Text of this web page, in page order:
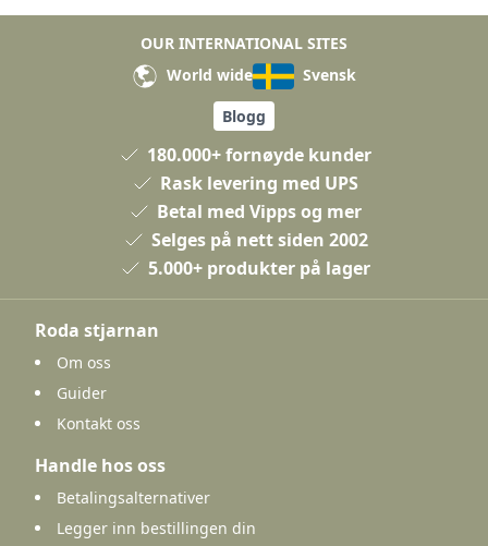
OUR INTERNATIONAL SITES
World wide
Svensk
Blogg
180.000+ fornøyde kunder
Rask levering med UPS
Betal med Vipps og mer
Selges på nett siden 2002
5.000+ produkter på lager
Roda stjarnan
Om oss
Guider
Kontakt oss
Handle hos oss
Betalingsalternativer
Legger inn bestillingen din